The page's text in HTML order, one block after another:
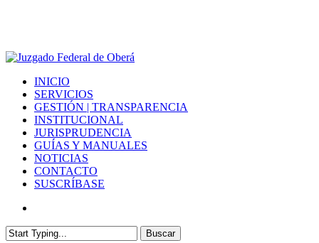
content
Menu
INICIO
SERVICIOS
GESTIÓN | TRANSPARENCIA
INSTITUCIONAL
JURISPRUDENCIA
GUÍAS Y MANUALES
NOTICIAS
CONTACTO
SUSCRÍBASE
Buscar